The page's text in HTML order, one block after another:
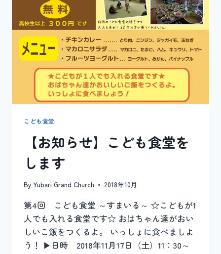
食
堂
を
し
ま
す
こども食堂
【お知らせ】こども食堂を
します
By Yubari Grand Church 2018年10月
第4回 こども食堂 ～すまいる～ ☆こどもが1
人でも入れる食堂です☆ おはちゃん達がおい
しいこ飯をつくるよ。 いっしょに食べましよ
う！ ▶︎日時 2018年11月17日（土）11：30～